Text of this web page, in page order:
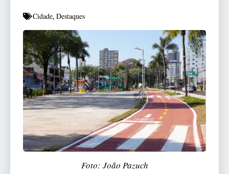
Cidade, Destaques
Foto: João Pazuch